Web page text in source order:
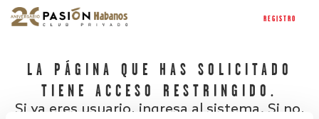
REGISTRO
LA PÁGINA QUE HAS SOLICITADO
TIENE ACCESO RESTRINGIDO.
Si ya eres usuario, ingresa al sistema. Si no,